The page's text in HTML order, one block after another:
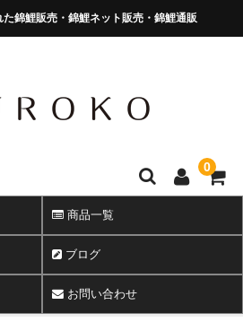
錦鯉販売・錦鯉ネット販売・錦鯉通販
会社 鱗～うろこ～0
商品一覧
ブログ
お問い合わせ